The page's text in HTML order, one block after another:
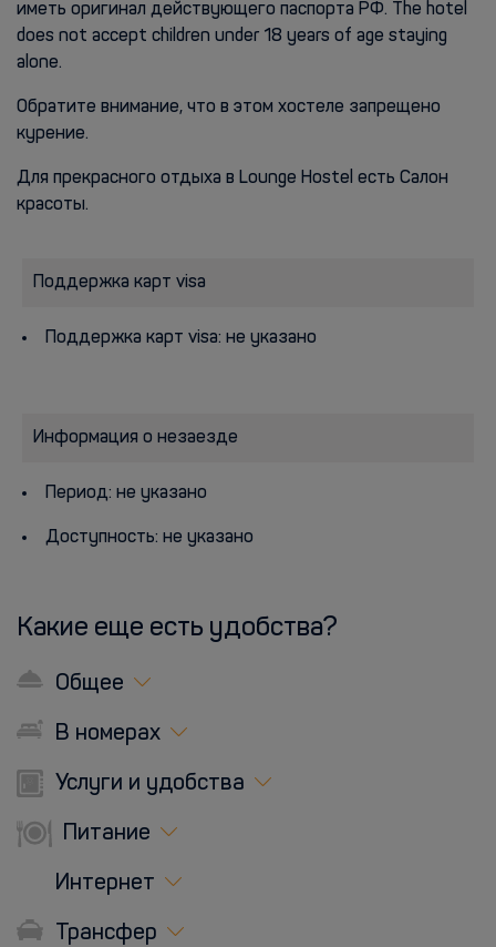
иметь оригинал действующего паспорта РФ. The hotel
does not accept children under 18 years of age staying
alone.
Обратите внимание, что в этом хостеле запрещено
курение.
Для прекрасного отдыха в Lounge Hostel есть Салон
красоты.
Поддержка карт visa
Поддержка карт visa: не указано
Информация о незаезде
Период: не указано
Доступность: не указано
Какие еще есть удобства?
Общее
В номерах
Услуги и удобства
Питание
Интернет
Трансфер